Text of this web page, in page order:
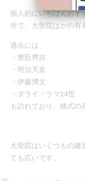
個人的にいちばんおす
寺で、大聖院はかの有
過去には
・豊臣秀吉
・明治天皇
・伊藤博文
・ダライ・ラマ14世
も訪れており、格式の
大聖院はいくつもの建
ても広いです。